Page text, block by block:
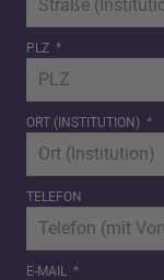
PLZ *
ORT (INSTITUTION) *
TELEFON
E-MAIL *